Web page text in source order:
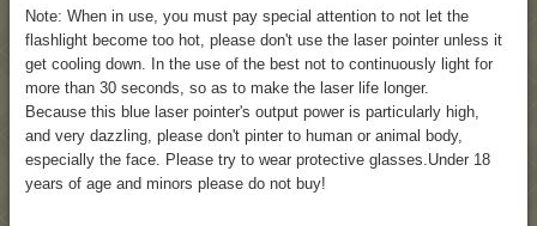
Note: When in use, you must pay special attention to not let the
flashlight become too hot, please don't use the laser pointer unless it
get cooling down. In the use of the best not to continuously light for
more than 30 seconds, so as to make the laser life longer.
Because this blue laser pointer's output power is particularly high,
and very dazzling, please don't pinter to human or animal body,
especially the face. Please try to wear protective glasses.Under 18
years of age and minors please do not buy!